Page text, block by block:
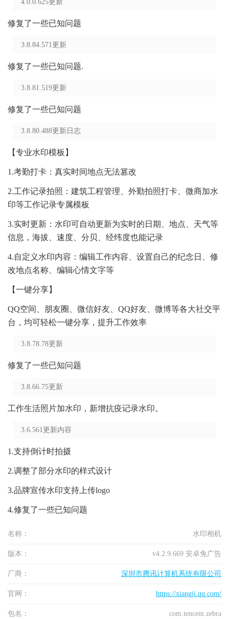
4.0.0.625更新
修复了一些已知问题
3.8.84.571更新
修复了一些已知问题.
3.8.81.519更新
修复了一些已知问题
3.8.80.488更新日志
【专业水印模板】
1.考勤打卡：真实时间地点无法篡改
2.工作记录拍照：建筑工程管理、外勤拍照打卡、微商加水
印等工作记录专属模板
3.实时更新：水印可自动更新为实时的日期、地点、天气等
信息，海拔、速度、分贝、经纬度也能记录
4.自定义水印内容：编辑工作内容、设置自己的纪念日、修
改地点名称、编辑心情文字等
【一键分享】
QQ空间、朋友圈、微信好友、QQ好友、微博等各大社交平
台，均可轻松一键分享，提升工作效率
3.8.78.78更新
修复了一些已知问题
3.8.66.75更新
工作生活照片加水印，新增抗疫记录水印。
3.6.561更新内容
1.支持倒计时拍摄
2.调整了部分水印的样式设计
3.品牌宣传水印支持上传logo
4.修复了一些已知问题
名称： 水印相机
版本： v4.2.9.669 安卓免广告
厂商： 深圳市腾讯计算机系统有限公司
官网： https://xiangji.qq.com/
包名： com.tencent.zebra